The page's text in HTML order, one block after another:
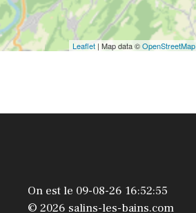
Leaflet | Map data ©OpenStreetMap
On est le 09-08-26 16:52:55
© 2026 salins-les-bains.com